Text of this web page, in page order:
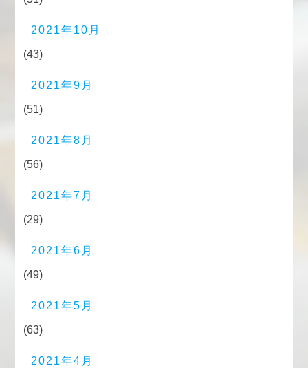
2021年10月
(43)
2021年9月
(51)
2021年8月
(56)
2021年7月
(29)
2021年6月
(49)
2021年5月
(63)
2021年4月